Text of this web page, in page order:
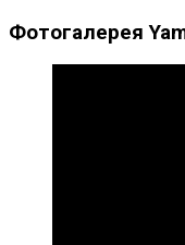
Фотогалерея